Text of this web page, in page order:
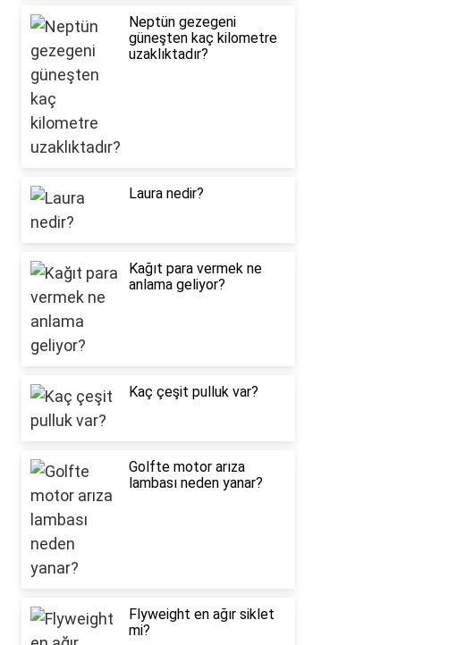
Neptün gezegeni
güneşten kaç kilometre
uzaklıktadır?
Laura nedir?
Kağıt para vermek ne
anlama geliyor?
Kaç çeşit pulluk var?
Golfte motor arıza
lambası neden yanar?
Flyweight en ağır siklet
mi?